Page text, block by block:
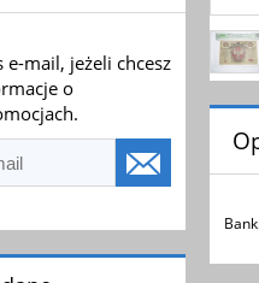
e-mail, jeżeli chcesz
o